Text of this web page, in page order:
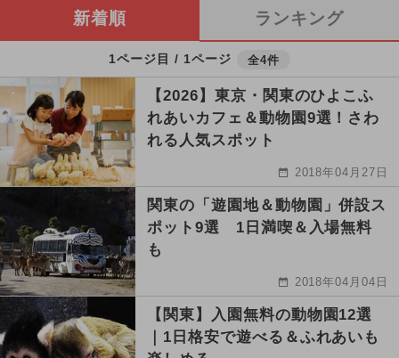
新着順 ランキング
1ページ目 / 1ページ 全4件
【2026】東京・関東のひよこふ
れあいカフェ＆動物園9選！さわ
れる人気スポット
2018年04月27日
関東の「遊園地＆動物園」併設ス
ポット9選 1日満喫＆入場無料
も
2018年04月04日
【関東】入園無料の動物園12選
｜1日格安で遊べる＆ふれあいも